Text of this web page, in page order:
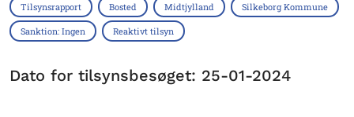
Tilsynsrapport Bosted Midtjylland Silkeborg Kommune
Sanktion: Ingen Reaktivt tilsyn
Dato for tilsynsbesøget: 25-01-2024